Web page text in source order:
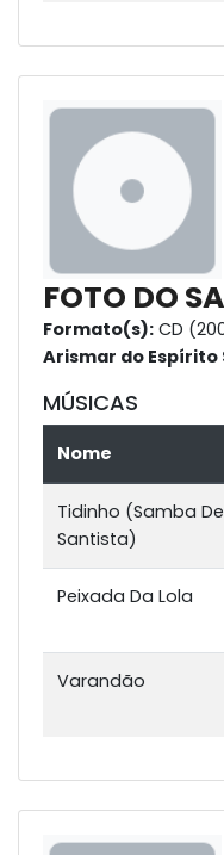
FOTO DO
Formato(s): CD
Arismar do Espírito
MÚSICAS
Nome
Tidinho (Samba De
Santista)
Peixada Da Lola
Varandão